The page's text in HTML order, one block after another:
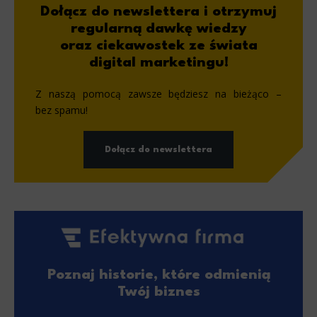
Dołącz do newslettera i otrzymuj
regularną dawkę wiedzy
oraz ciekawostek ze świata
digital marketingu!
Z naszą pomocą zawsze będziesz na bieżąco –
bez spamu!
Dołącz do newslettera
Poznaj historie, które odmienią
Twój biznes